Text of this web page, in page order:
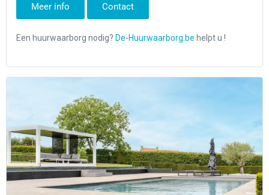
Meer info Contact